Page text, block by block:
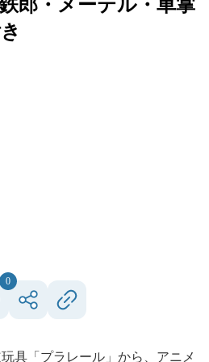
0
具「プラレール」から、アニメ